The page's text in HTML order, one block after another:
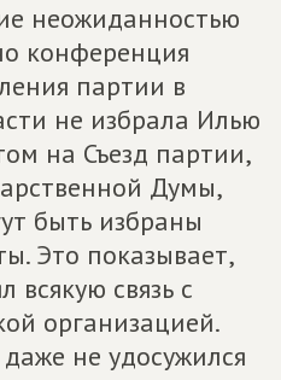
неожиданностью
конференция
партии в
не избрала Илью
на Съезд партии,
Думы,
быть избраны
Это показывает,
всякую связь с
организацией.
не удосужился